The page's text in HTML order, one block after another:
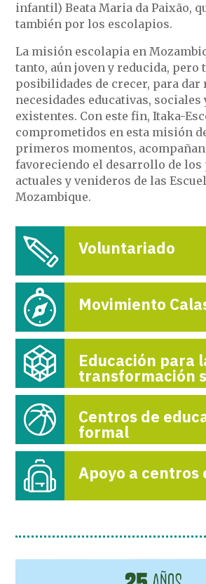
infantil) Beata Maria da Paixão,
también por los escolapios.
La misión escolapia en
tanto, aún joven y reducida, pero
posibilidades de crecer, para dar
necesidades educativas, sociales
existentes. Con este fin, Itaka-
comprometidos en esta misión
primeros momentos,
favoreciendo el desarrollo de los
actuales y venideros de las
Mozambique.
Voluntariado
Movimiento
Educación para
transformación
Centros de
formal
Apoyo a centros